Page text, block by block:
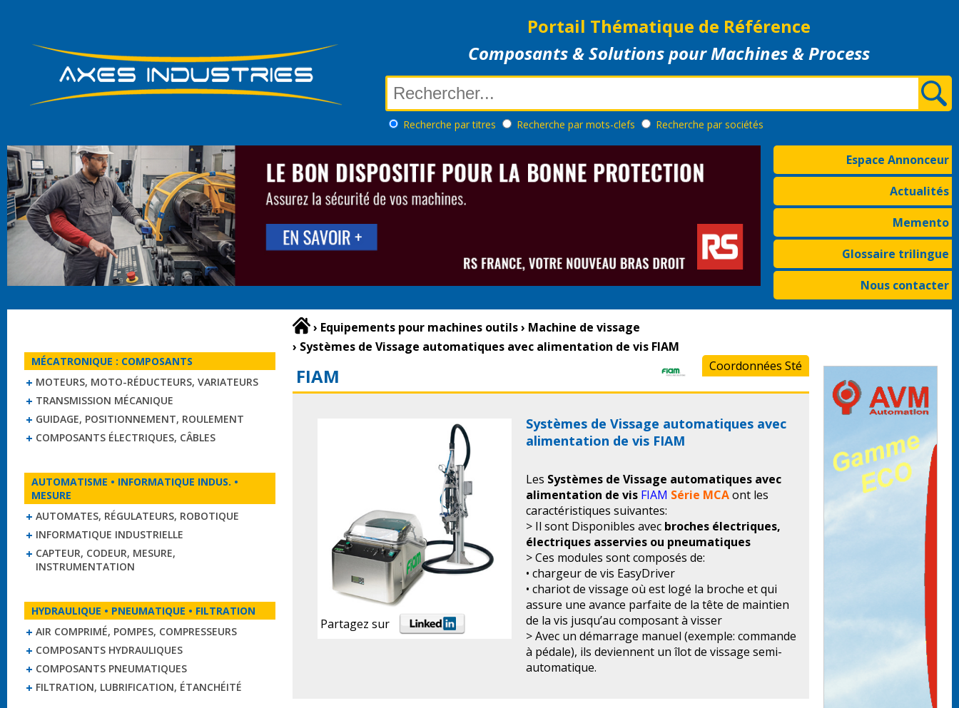
Portail Thématique de Référence
Composants & Solutions pour Machines & Process
Recherche par titres Recherche par mots-clefs Recherche par sociétés
Espace Annonceur
Actualités
Memento
Glossaire trilingue
Nous contacter
MÉCATRONIQUE : COMPOSANTS
MOTEURS, MOTO-RÉDUCTEURS, VARIATEURS
TRANSMISSION MÉCANIQUE
GUIDAGE, POSITIONNEMENT, ROULEMENT
COMPOSANTS ÉLECTRIQUES, CÂBLES
AUTOMATISME • INFORMATIQUE INDUS. •
MESURE
AUTOMATES, RÉGULATEURS, ROBOTIQUE
INFORMATIQUE INDUSTRIELLE
CAPTEUR, CODEUR, MESURE,
INSTRUMENTATION
HYDRAULIQUE • PNEUMATIQUE • FILTRATION
AIR COMPRIMÉ, POMPES, COMPRESSEURS
COMPOSANTS HYDRAULIQUES
COMPOSANTS PNEUMATIQUES
FILTRATION, LUBRIFICATION, ÉTANCHÉITÉ
› Equipements pour machines outils› Machine de vissage
› Systèmes de Vissage automatiques avec alimentation de vis FIAM
FIAM Coordonnées Sté
Partagez sur
Systèmes de Vissage automatiques avec
alimentation de vis FIAM
Les Systèmes de Vissage automatiques avec
alimentation de vis FIAM Série MCAont les
caractéristiques suivantes:
> Il sont Disponibles avec broches électriques,
électriques asservies ou pneumatiques
> Ces modules sont composés de:
• chargeur de vis EasyDriver
• chariot de vissage où est logé la broche et qui
assure une avance parfaite de la tête de maintien
de la vis jusqu’au composant à visser
> Avec un démarrage manuel (exemple: commande
à pédale), ils deviennent un îlot de vissage semi-
automatique.